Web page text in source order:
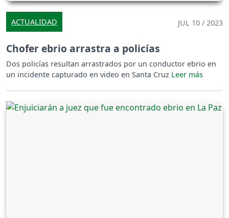
ACTUALIDAD JUL 10 / 2023
Chofer ebrio arrastra a policías
Dos policías resultan arrastrados por un conductor ebrio en
un incidente capturado en video en Santa Cruz